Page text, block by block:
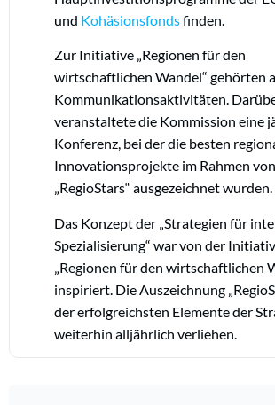
und Kohäsionsfondsfinden.
Zur Initiative „Regionen für den
wirtschaftlichen Wandel“ gehörten
Kommunikationsaktivitäten.
veranstaltete die Kommission eine
Konferenz, bei der die besten
Innovationsprojekte im Rahmen von
„RegioStars“ ausgezeichnet wurden.
Das Konzept der „Strategien für
Spezialisierung“ war von der
„Regionen für den wirtschaftlichen
inspiriert. Die Auszeichnung
der erfolgreichsten Elemente der
weiterhin alljährlich verliehen.